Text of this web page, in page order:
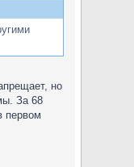
но
За 68
первом